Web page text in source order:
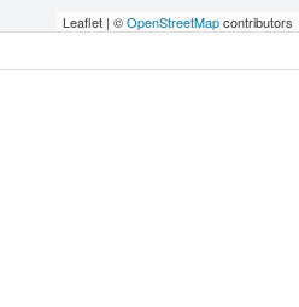
Leaflet | ©OpenStreetMapcontributors